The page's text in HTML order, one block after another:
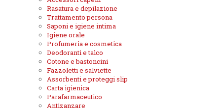
Rasatura e depilazione
Trattamento persona
Saponi e igiene intima
Igiene orale
Profumeria e cosmetica
Deodoranti e talco
Cotone e bastoncini
Fazzoletti e salviette
Assorbenti e proteggi slip
Carta igienica
Parafarmaceutico
Antizanzare